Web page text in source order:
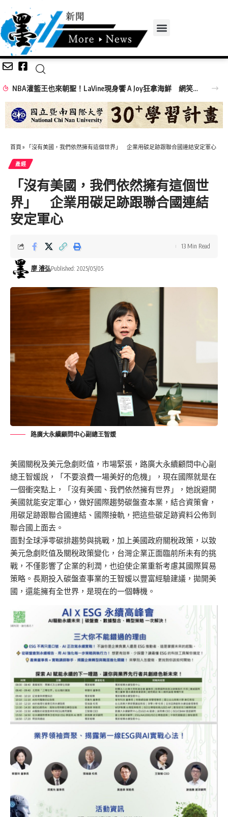
NBA灌籃王也來朝聖！LaVine現身饗 A Joy狂拿海鮮 網笑：吃飯免費看球星
首頁 » 「沒有美國，我們依然擁有這個世界」 企業用碳足跡跟聯合國連結安定軍心
產經
「沒有美國，我們依然擁有這個世
界」 企業用碳足跡跟聯合國連結
安定軍心
廖 濬弘Published: 2025/05/05
13 Min Read
路廣大永續顧問中心副總王智媛
美國關稅及美元急劇貶值，市場緊張，路廣大永續顧問中心副
總王智媛說，「不要浪費一場美好的危機」，現在國際就是在
一個衝突點上，「沒有美國、我們依然擁有世界」，她說避開
美國就能安定軍心，做好國際趨勢碳盤查本業，結合資策會，
用碳足跡跟聯合國連結、國際接軌，把這些碳足跡資料公佈到
聯合國上面去。
面對全球淨零碳排趨勢與挑戰，加上美國政府關稅政策，以致
美元急劇貶值及關稅政策變化，台灣企業正面臨前所未有的挑
戰，不僅影響了企業的利潤，也迫使企業重新考慮其國際貿易
策略。長期投入碳盤查事業的王智媛以豐富經驗建議，拋開美
國，還能擁有全世界，是現在的一個轉機。